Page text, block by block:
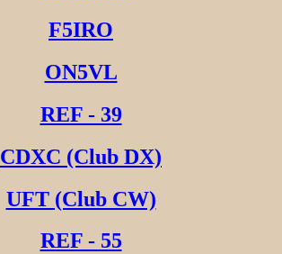
F5IRO
ON5VL
REF - 39
CDXC (Club DX)
UFT (Club CW)
REF - 55